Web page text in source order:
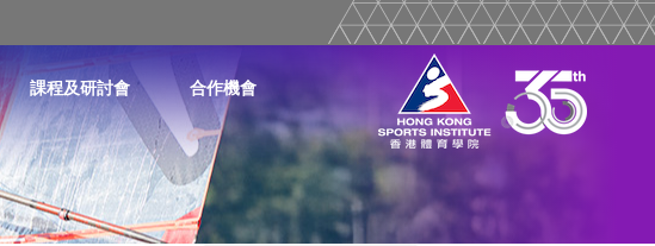
課程及研討會 合作機會